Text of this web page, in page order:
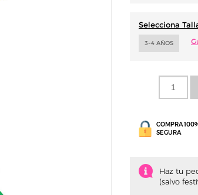
Selecciona
3-4 AÑOS
COMPRA
SEGURA
Haz tu
(salvo